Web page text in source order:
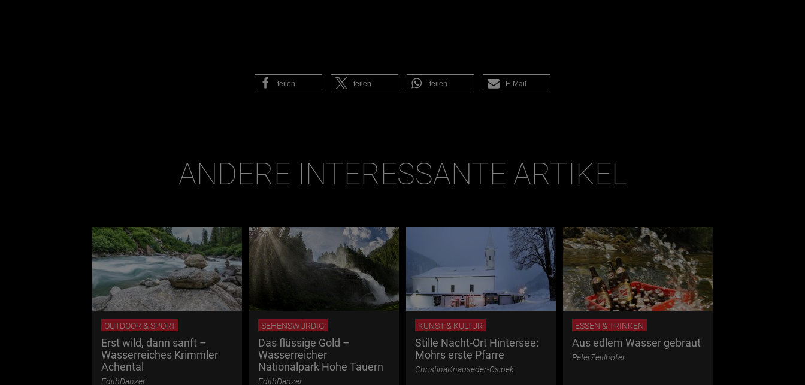
teilen teilen teilen E-Mail
ANDERE INTERESSANTE ARTIKEL
OUTDOOR & SPORT
Erst wild, dann sanft –
Wasserreiches Krimmler
Achental
EdithDanzer
SEHENSWÜRDIG
Das flüssige Gold –
Wasserreicher
Nationalpark Hohe Tauern
EdithDanzer
KUNST & KULTUR
Stille Nacht-Ort Hintersee:
Mohrs erste Pfarre
ChristinaKnauseder-Csipek
ESSEN & TRINKEN
Aus edlem Wasser gebraut
PeterZeitlhofer